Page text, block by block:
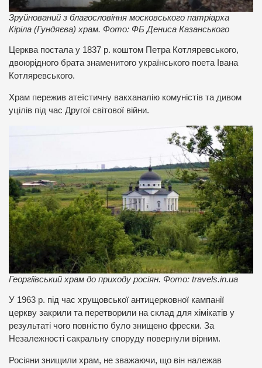
Зруйнований з благословіння московського патріарха
Кіріла (Гундяєва) храм. Фото: ФБ Дениса Казанського
Церква постала у 1837 р. коштом Петра Котляревського,
двоюрідного брата знаменитого українського поета Івана
Котляревського.
Храм пережив атеїстичну вакханалію комуністів та дивом
уцілів під час Другої світової війни.
Георгіївський храм до приходу росіян. Фото: travels.in.ua
У 1963 р. під час хрущовської антицерковної кампанії
церкву закрили та перетворили на склад для хімікатів у
результаті чого повністю було знищено фрески. За
Незалежності сакральну споруду повернули вірним.
Росіяни знищили храм, не зважаючи, що він належав